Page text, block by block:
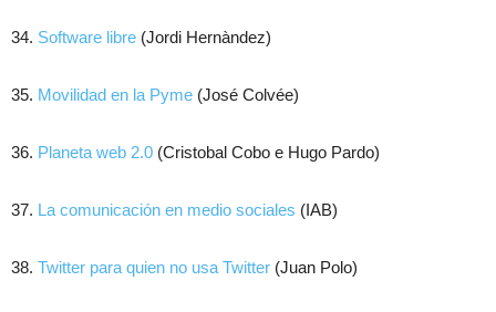
34. Software libre (Jordi Hernàndez)
35. Movilidad en la Pyme (José Colvée)
36. Planeta web 2.0 (Cristobal Cobo e Hugo Pardo)
37. La comunicación en medio sociales (IAB)
38. Twitter para quien no usa Twitter (Juan Polo)